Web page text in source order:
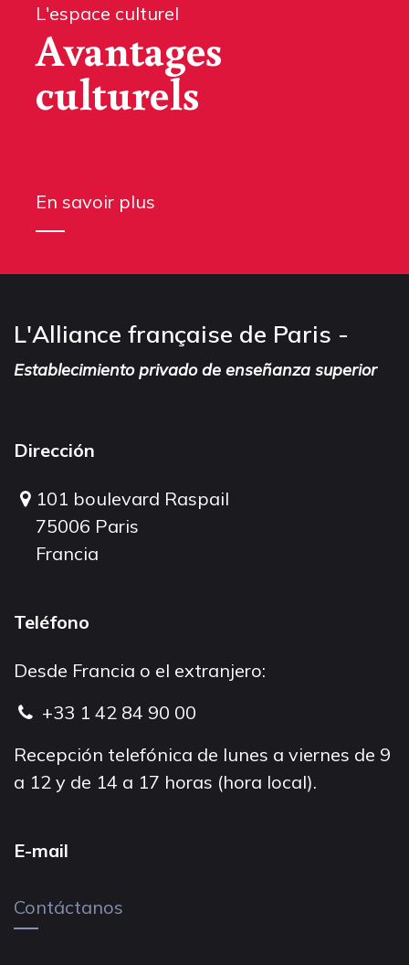
L'espace culturel
Avantages
culturels
En savoir plus
L'Alliance française de Paris -
Establecimiento privado de enseñanza superior
Dirección
101 boulevard Raspail
75006 Paris
Francia
Teléfono
Desde Francia o el extranjero:
+33 1 42 84 90 00
Recepción telefónica de lunes a viernes de 9
a 12 y de 14 a 17 horas (hora local).
E-mail
Contáctanos